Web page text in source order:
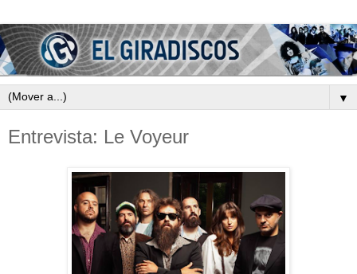
▼
Entrevista: Le Voyeur